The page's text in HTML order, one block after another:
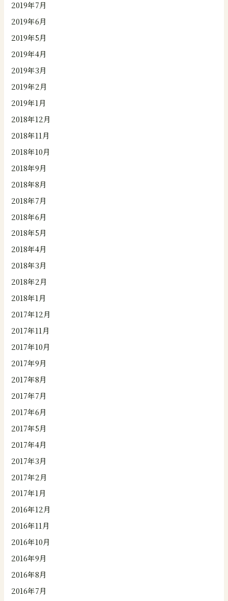
2019年7月
2019年6月
2019年5月
2019年4月
2019年3月
2019年2月
2019年1月
2018年12月
2018年11月
2018年10月
2018年9月
2018年8月
2018年7月
2018年6月
2018年5月
2018年4月
2018年3月
2018年2月
2018年1月
2017年12月
2017年11月
2017年10月
2017年9月
2017年8月
2017年7月
2017年6月
2017年5月
2017年4月
2017年3月
2017年2月
2017年1月
2016年12月
2016年11月
2016年10月
2016年9月
2016年8月
2016年7月